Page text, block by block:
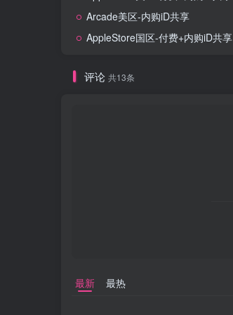
Arcade美区-内购iD共享
AppleStore国区-付费+内购iD共享
评论 共13条
最新 最热